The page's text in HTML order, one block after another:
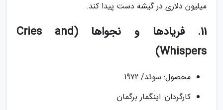
میلیون دلاری در گیشه دست پیدا کند.
11. فریادها و نجواها (Cries and
Whispers)
محصول: سوئد/ 1972
کارگردان: اینگمار برگمان